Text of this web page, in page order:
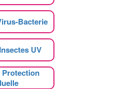
Bacterie
UV
Protection